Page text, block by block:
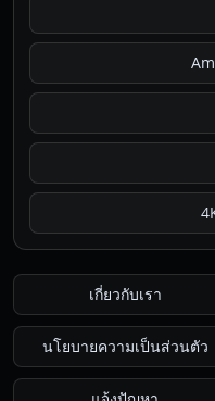
เกี่ยวกับเรา
นโยบายความเป็นส่วนตัว